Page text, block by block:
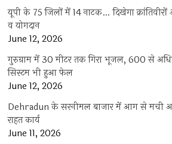
यूपी के 75 जिलों में 14 नाटक… दिखेगा क्रांतिवीरों
व योगदान
June 12, 2026
गुरुग्राम में 30 मीटर तक गिरा भूजल, 600 से अधिक
सिस्टम भी हुआ फेल
June 12, 2026
Dehradun के सरनीमल बाजार में आग से मची
राहत कार्य
June 11, 2026